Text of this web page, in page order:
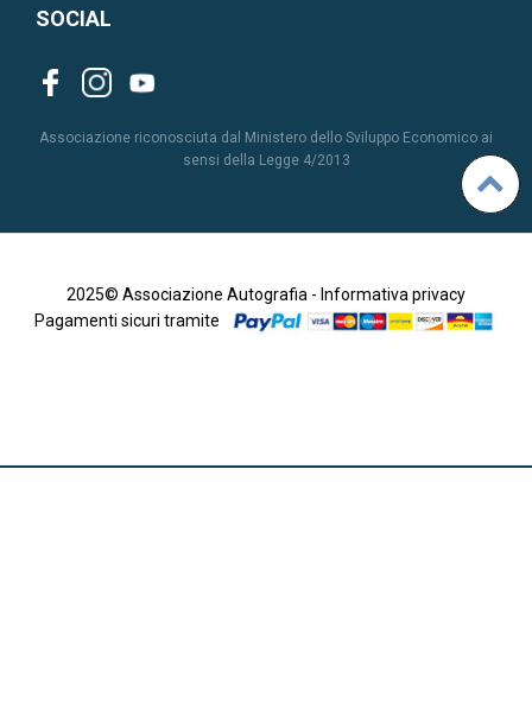
SOCIAL
Associazione riconosciuta dal Ministero dello Sviluppo Economico ai
sensi della Legge 4/2013
2025© Associazione Autografia - Informativa privacy
Pagamenti sicuri tramite